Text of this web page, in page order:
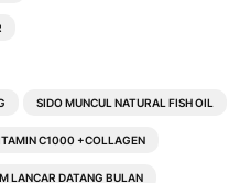
SIDO MUNCUL NATURAL FISH OIL
C1000 +COLLAGEN
LANCAR DATANG BULAN